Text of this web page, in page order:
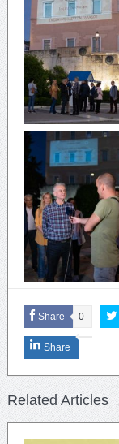
Share 0
Share
Related Articles